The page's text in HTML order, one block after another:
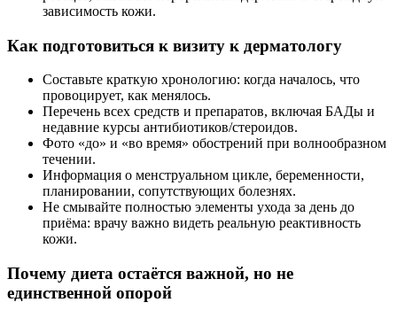
зависимость кожи.
Как подготовиться к визиту к дерматологу
Составьте краткую хронологию: когда началось, что
провоцирует, как менялось.
Перечень всех средств и препаратов, включая БАДы и
недавние курсы антибиотиков/стероидов.
Фото «до» и «во время» обострений при волнообразном
течении.
Информация о менструальном цикле, беременности,
планировании, сопутствующих болезнях.
Не смывайте полностью элементы ухода за день до
приёма: врачу важно видеть реальную реактивность
кожи.
Почему диета остаётся важной, но не
единственной опорой